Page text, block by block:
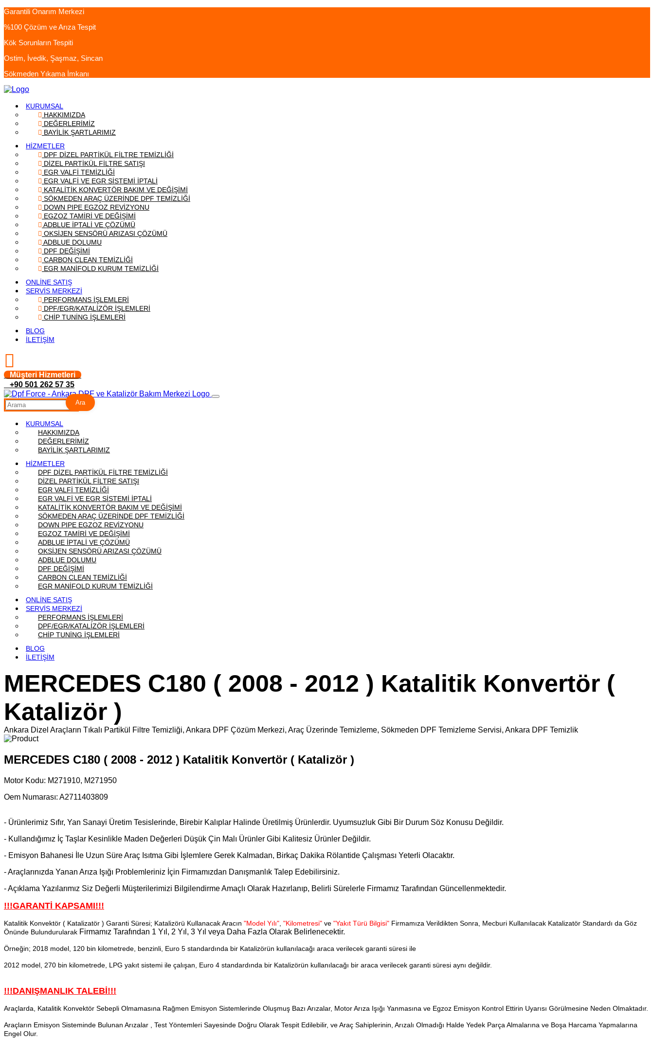
Garantili Onarım Merkezi
%100 Çözüm ve Arıza Tespit
Kök Sorunların Tespiti
Ostim, İvedik, Şaşmaz, Sincan
Sökmeden Yıkama İmkanı
KURUMSAL
HAKKIMIZDA
DEĞERLERİMİZ
BAYİLİK ŞARTLARIMIZ
HİZMETLER
DPF DİZEL PARTİKÜL FİLTRE TEMİZLİĞİ
DİZEL PARTİKÜL FİLTRE SATIŞI
EGR VALFİ TEMİZLİĞİ
EGR VALFİ VE EGR SİSTEMİ İPTALİ
KATALİTİK KONVERTÖR BAKIM VE DEĞİŞİMİ
SÖKMEDEN ARAÇ ÜZERİNDE DPF TEMİZLİĞİ
DOWN PIPE EGZOZ REVİZYONU
EGZOZ TAMİRİ VE DEĞİŞİMİ
ADBLUE İPTALİ VE ÇÖZÜMÜ
OKSİJEN SENSÖRÜ ARIZASI ÇÖZÜMÜ
ADBLUE DOLUMU
DPF DEĞİŞİMİ
CARBON CLEAN TEMİZLİĞİ
EGR MANİFOLD KURUM TEMİZLİĞİ
ONLİNE SATIŞ
SERVİS MERKEZİ
PERFORMANS İŞLEMLERİ
DPF/EGR/KATALİZÖR İŞLEMLERİ
CHİP TUNİNG İŞLEMLERİ
BLOG
İLETİŞİM
Müşteri Hizmetleri
+90 501 262 57 35
Ara
KURUMSAL
HAKKIMIZDA
DEĞERLERİMİZ
BAYİLİK ŞARTLARIMIZ
HİZMETLER
DPF DİZEL PARTİKÜL FİLTRE TEMİZLİĞİ
DİZEL PARTİKÜL FİLTRE SATIŞI
EGR VALFİ TEMİZLİĞİ
EGR VALFİ VE EGR SİSTEMİ İPTALİ
KATALİTİK KONVERTÖR BAKIM VE DEĞİŞİMİ
SÖKMEDEN ARAÇ ÜZERİNDE DPF TEMİZLİĞİ
DOWN PIPE EGZOZ REVİZYONU
EGZOZ TAMİRİ VE DEĞİŞİMİ
ADBLUE İPTALİ VE ÇÖZÜMÜ
OKSİJEN SENSÖRÜ ARIZASI ÇÖZÜMÜ
ADBLUE DOLUMU
DPF DEĞİŞİMİ
CARBON CLEAN TEMİZLİĞİ
EGR MANİFOLD KURUM TEMİZLİĞİ
ONLİNE SATIŞ
SERVİS MERKEZİ
PERFORMANS İŞLEMLERİ
DPF/EGR/KATALİZÖR İŞLEMLERİ
CHİP TUNİNG İŞLEMLERİ
BLOG
İLETİŞİM
MERCEDES C180 ( 2008 - 2012 ) Katalitik Konvertör (
Katalizör )
Ankara Dizel Araçların Tıkalı Partikül Filtre Temizliği, Ankara DPF Çözüm Merkezi, Araç Üzerinde Temizleme, Sökmeden DPF Temizleme Servisi, Ankara DPF Temizlik
MERCEDES C180 ( 2008 - 2012 ) Katalitik Konvertör ( Katalizör )
Motor Kodu: M271910, M271950
Oem Numarası: A2711403809
- Ürünlerimiz Sıfır, Yan Sanayi Üretim Tesislerinde, Birebir Kalıplar Halinde Üretilmiş Ürünlerdir. Uyumsuzluk Gibi Bir Durum Söz Konusu Değildir.
- Kullandığımız İç Taşlar Kesinlikle Maden Değerleri Düşük Çin Malı Ürünler Gibi Kalitesiz Ürünler Değildir.
- Emisyon Bahanesi İle Uzun Süre Araç Isıtma Gibi İşlemlere Gerek Kalmadan, Birkaç Dakika Rölantide Çalışması Yeterli Olacaktır.
- Araçlarınızda Yanan Arıza Işığı Problemleriniz İçin Firmamızdan Danışmanlık Talep Edebilirsiniz.
- Açıklama Yazılarımız Siz Değerli Müşterilerimizi Bilgilendirme Amaçlı Olarak Hazırlanıp, Belirli Sürelerle Firmamız Tarafından Güncellenmektedir.
!!!GARANTİ KAPSAMI!!!
Katalitik Konvektör ( Katalizatör ) Garanti Süresi; Katalizörü Kullanacak Aracın "Model Yılı" "Kilometresi" ve "Yakıt Türü Bilgisi" Firmamıza Verildikten Sonra, Mecburi Kullanılacak Katalizatör Standardı da Göz
Önünde Bulundurularak Firmamız Tarafından 1 Yıl, 2 Yıl, 3 Yıl veya Daha Fazla Olarak Belirlenecektir.
Örneğin; 2018 model, 120 bin kilometrede, benzinli, Euro 5 standardında bir Katalizörün kullanılacağı araca verilecek garanti süresi ile
2012 model, 270 bin kilometrede, LPG yakıt sistemi ile çalışan, Euro 4 standardında bir Katalizörün kullanılacağı bir araca verilecek garanti süresi aynı değildir.
!!!DANIŞMANLIK TALEBİ!!!
Araçlarda, Katalitik Konvektör Sebepli Olmamasına Rağmen Emisyon Sistemlerinde Oluşmuş Bazı Arızalar, Motor Arıza Işığı Yanmasına ve Egzoz Emisyon Kontrol Ettirin Uyarısı Görülmesine Neden Olmaktadır.
Araçların Emisyon Sisteminde Bulunan Arızalar , Test Yöntemleri Sayesinde Doğru Olarak Tespit Edilebilir, ve Araç Sahiplerinin, Arızalı Olmadığı Halde Yedek Parça Almalarına ve Boşa Harcama Yapmalarına
Engel Olur.